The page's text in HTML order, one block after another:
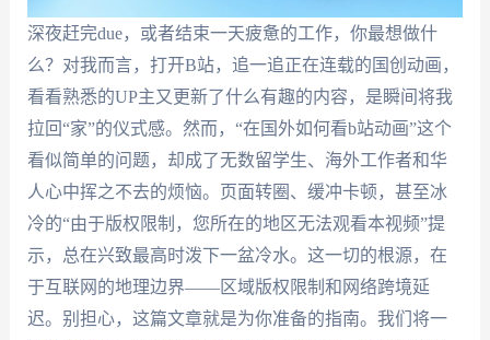
深夜赶完due，或者结束一天疲惫的工作，你最想做什
么？对我而言，打开B站，追一追正在连载的国创动画，
看看熟悉的UP主又更新了什么有趣的内容，是瞬间将我
拉回“家”的仪式感。然而，“在国外如何看b站动画”这个
看似简单的问题，却成了无数留学生、海外工作者和华
人心中挥之不去的烦恼。页面转圈、缓冲卡顿，甚至冰
冷的“由于版权限制，您所在的地区无法观看本视频”提
示，总在兴致最高时泼下一盆冷水。这一切的根源，在
于互联网的地理边界——区域版权限制和网络跨境延
迟。别担心，这篇文章就是为你准备的指南。我们将一